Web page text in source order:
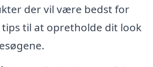
der vil være bedst for
tips til at opretholde dit look